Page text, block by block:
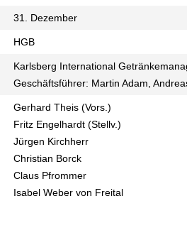
31. Dezember
HGB
Karlsberg International
Geschäftsführer: Martin Adam,
Gerhard Theis (Vors.)
Fritz Engelhardt (Stellv.)
Jürgen Kirchherr
Christian Borck
Claus Pfrommer
Isabel Weber von Freital